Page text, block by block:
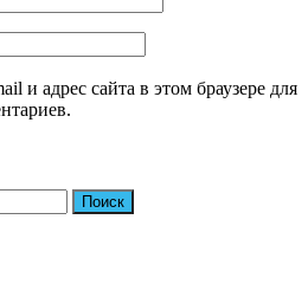
и адрес сайта в этом браузере для